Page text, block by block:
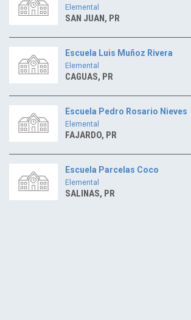
Elemental
SAN JUAN, PR
Escuela Luis Muñoz Rivera
Elemental
CAGUAS, PR
Escuela Pedro Rosario Nieves
Elemental
FAJARDO, PR
Escuela Parcelas Coco
Elemental
SALINAS, PR